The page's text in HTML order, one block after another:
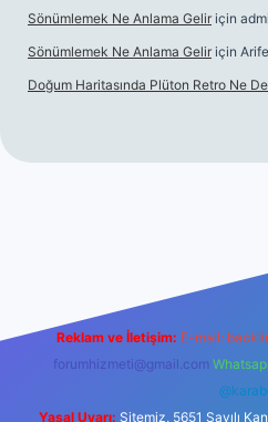
Sönümlemek Ne Anlama Gelir için
Sönümlemek Ne Anlama Gelir için Arife
Doğum Haritasında Plüton Retro Ne
Reklam ve İletişim: E-mail:
forumhizmeti@gmail.com
Yasal Uyarı: Sitemiz, 5651 Sayılı